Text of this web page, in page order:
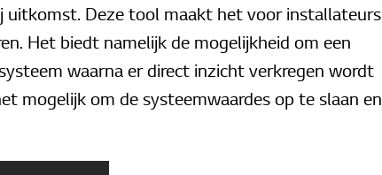
uitkomst. Deze tool maakt het voor installateurs
Het biedt namelijk de mogelijkheid om een
waarna er direct inzicht verkregen wordt
mogelijk om de systeemwaardes op te slaan en